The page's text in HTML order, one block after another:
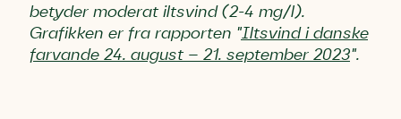
betyder moderat iltsvind (2-4 mg/l).
Grafikken er fra rapporten "Iltsvind i danske
farvande 24. august – 21. september 2023".